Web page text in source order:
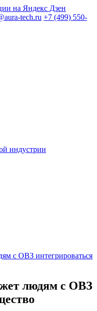
tech.ru +7 (499) 550-
индустрии
с ОВЗ интегрироваться
людям с ОВЗ